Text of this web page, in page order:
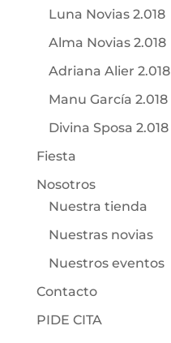
Luna Novias 2.018
Alma Novias 2.018
Adriana Alier 2.018
Manu García 2.018
Divina Sposa 2.018
Fiesta
Nosotros
Nuestra tienda
Nuestras novias
Nuestros eventos
Contacto
PIDE CITA